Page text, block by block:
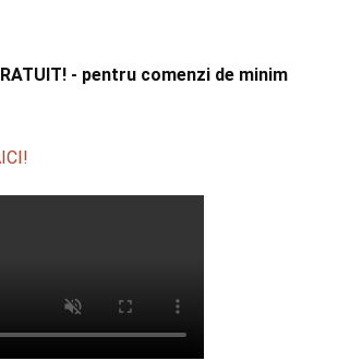
- pentru comenzi de minim